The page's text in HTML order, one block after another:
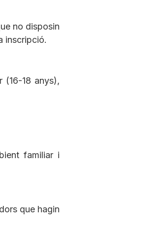
no disposin
inscripció.
(16-18 anys),
familiar i
que hagin